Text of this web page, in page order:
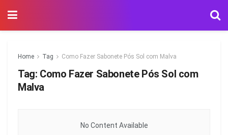
Home Tag Como Fazer Sabonete Pós Sol com Malva
Tag: Como Fazer Sabonete Pós Sol com
Malva
No Content Available